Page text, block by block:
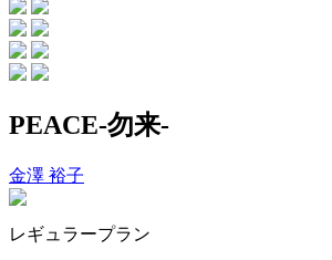
PEACE-勿来-
金澤 裕子
レギュラープラン